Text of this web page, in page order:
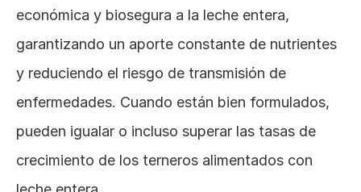
económica y biosegura a la leche entera,
garantizando un aporte constante de nutrientes
y reduciendo el riesgo de transmisión de
enfermedades. Cuando están bien formulados,
pueden igualar o incluso superar las tasas de
crecimiento de los terneros alimentados con